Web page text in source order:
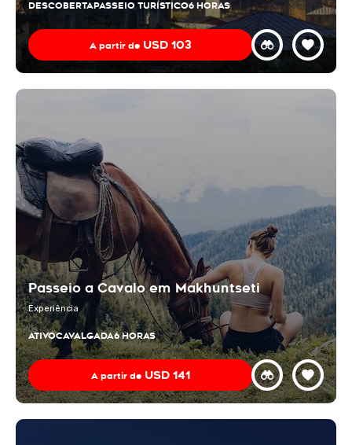
DESCOBERTAPASSEIO TURÍSTICO6 HORAS
A partir de USD 103
Passeio a Cavalo em Makhuntseti
Experiência
ATIVOCAVALGADA6 HORAS
A partir de USD 141